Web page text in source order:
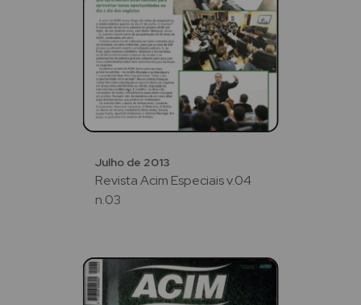
Julho de 2013
Revista Acim Especiais v.04
n.03